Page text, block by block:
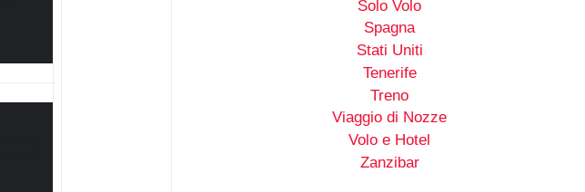
Solo Volo
Spagna
Stati Uniti
Tenerife
Treno
Viaggio di Nozze
Volo e Hotel
Zanzibar